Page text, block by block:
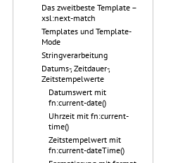
Das zweitbeste Template –
xsl:next-match
Templates und Template-
Mode
Stringverarbeitung
Datums-, Zeitdauer-,
Zeitstempelwerte
Datumswert mit
fn:current-date()
Uhrzeit mit fn:current-
time()
Zeitstempelwert mit
fn:current-dateTime()